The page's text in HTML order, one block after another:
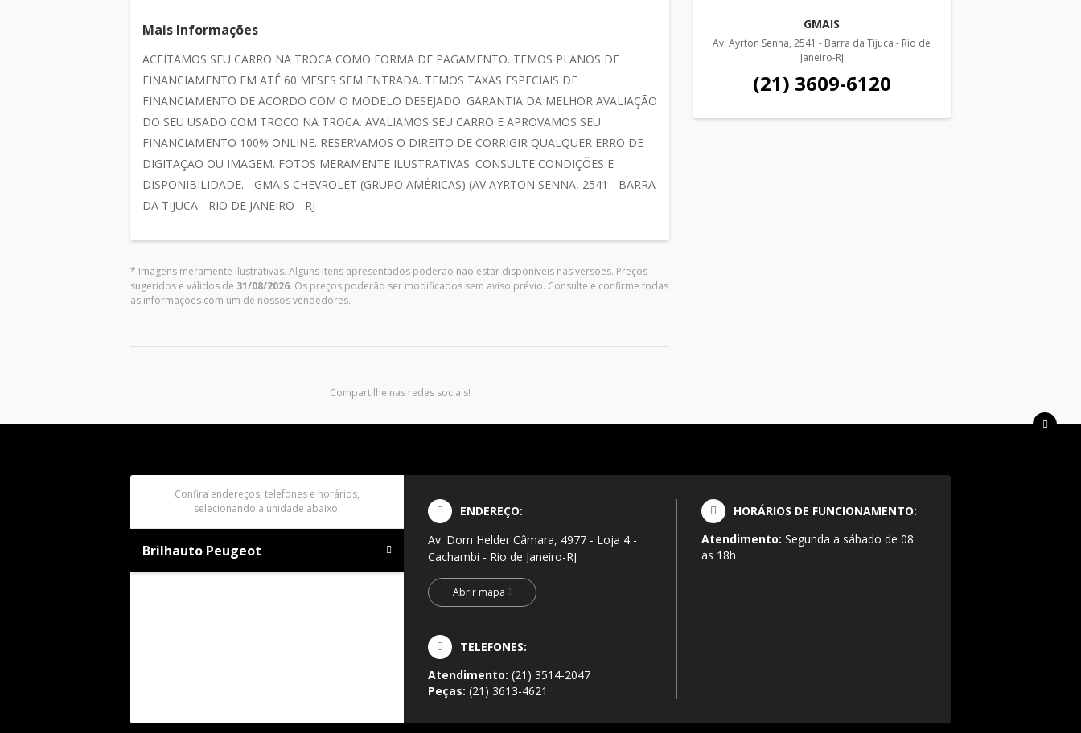
Mais Informações
ACEITAMOS SEU CARRO NA TROCA COMO FORMA DE PAGAMENTO. TEMOS PLANOS DE
FINANCIAMENTO EM ATÉ 60 MESES SEM ENTRADA. TEMOS TAXAS ESPECIAIS DE
FINANCIAMENTO DE ACORDO COM O MODELO DESEJADO. GARANTIA DA MELHOR AVALIAÇÃO
DO SEU USADO COM TROCO NA TROCA. AVALIAMOS SEU CARRO E APROVAMOS SEU
FINANCIAMENTO 100% ONLINE. RESERVAMOS O DIREITO DE CORRIGIR QUALQUER ERRO DE
DIGITAÇÃO OU IMAGEM. FOTOS MERAMENTE ILUSTRATIVAS. CONSULTE CONDIÇÕES E
DISPONIBILIDADE. - GMAIS CHEVROLET (GRUPO AMÉRICAS) (AV AYRTON SENNA, 2541 - BARRA
DA TIJUCA - RIO DE JANEIRO - RJ
* Imagens meramente ilustrativas. Alguns itens apresentados poderão não estar disponíveis nas versões. Preços
sugeridos e válidos de 31/08/2026. Os preços poderão ser modificados sem aviso prévio. Consulte e confirme todas
as informações com um de nossos vendedores.
Compartilhe nas redes sociais!
GMAIS
Av. Ayrton Senna, 2541 - Barra da Tijuca - Rio de
Janeiro-RJ
(21) 3609-6120
Confira endereços, telefones e horários,
selecionando a unidade abaixo:
Brilhauto Peugeot
ENDEREÇO:
Av. Dom Helder Câmara, 4977 - Loja 4 -
Cachambi - Rio de Janeiro-RJ
Abrir mapa
TELEFONES:
Atendimento: (21) 3514-2047
Peças: (21) 3613-4621
HORÁRIOS DE FUNCIONAMENTO:
Atendimento: Segunda a sábado de 08
as 18h